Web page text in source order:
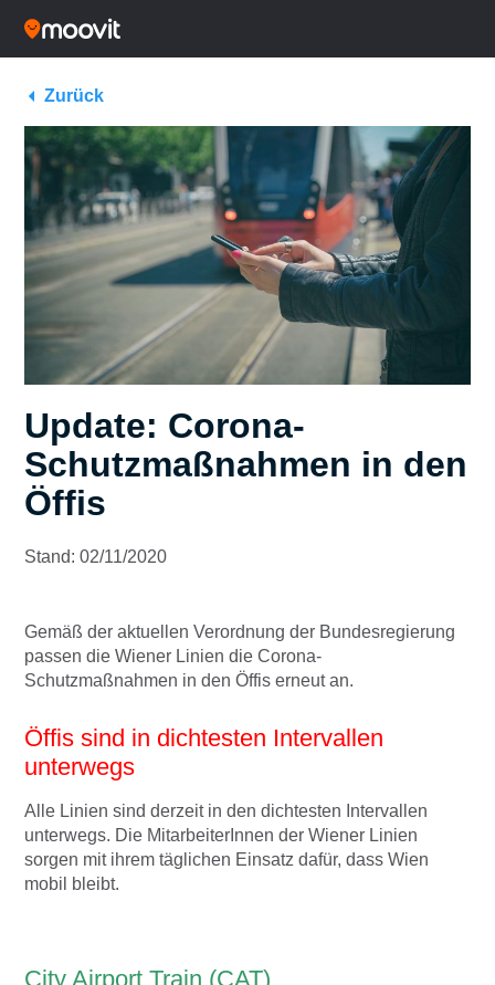
Zurück
Update: Corona-
Schutzmaßnahmen in den
Öffis
Stand: 02/11/2020
Gemäß der aktuellen Verordnung der Bundesregierung
passen die Wiener Linien die Corona-
Schutzmaßnahmen in den Öffis erneut an.
Öffis sind in dichtesten Intervallen
unterwegs
Alle Linien sind derzeit in den dichtesten Intervallen
unterwegs. Die MitarbeiterInnen der Wiener Linien
sorgen mit ihrem täglichen Einsatz dafür, dass Wien
mobil bleibt.
City Airport Train (CAT)